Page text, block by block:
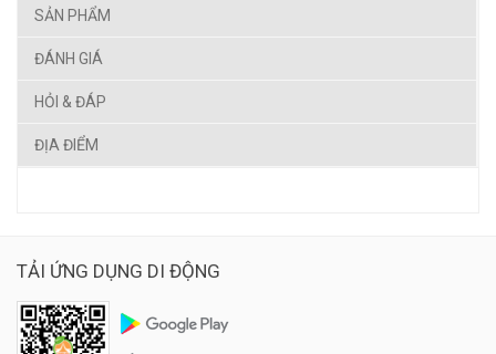
SẢN PHẨM
ĐÁNH GIÁ
HỎI & ĐÁP
ĐỊA ĐIỂM
TẢI ỨNG DỤNG DI ĐỘNG